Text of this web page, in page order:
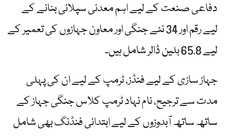
دفاعی صنعت کے لیے اہم معدنی سپلائی بنانے کے
لیے رقم اور 34 نئے جنگی اور معاون جہازوں کی تعمیر کے
لیے 65.8 بلین ڈالر شامل ہیں۔
جہاز سازی کے لیے فنڈز، ٹرمپ کے لیے ان کی پہلی
مدت سے ترجیح، نام نہاد ٹرمپ کلاس جنگی جہاز کے
ساتھ ساتھ آبدوزوں کے لیے ابتدائی فنڈنگ ​​بھی شامل